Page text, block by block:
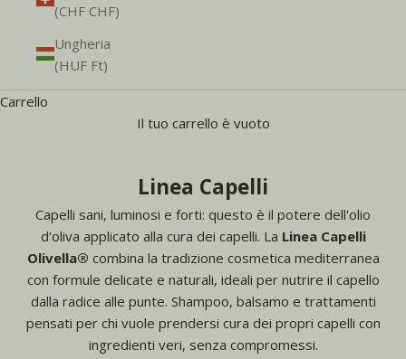
(CHF CHF)
Ungheria
(HUF Ft)
Carrello
Il tuo carrello è vuoto
Linea Capelli
Capelli sani, luminosi e forti: questo è il potere dell'olio
d'oliva applicato alla cura dei capelli. La Linea Capelli
Olivella® combina la tradizione cosmetica mediterranea
con formule delicate e naturali, ideali per nutrire il capello
dalla radice alle punte. Shampoo, balsamo e trattamenti
pensati per chi vuole prendersi cura dei propri capelli con
ingredienti veri, senza compromessi.